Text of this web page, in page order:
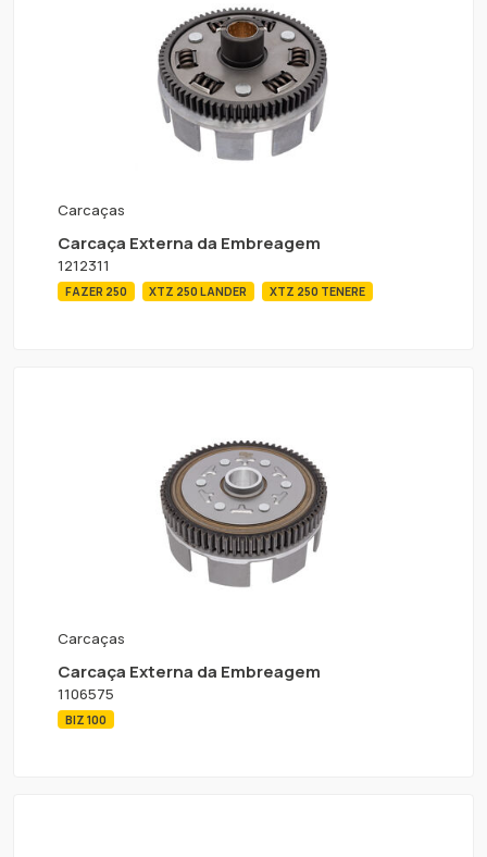
Carcaças
Carcaça Externa da Embreagem
1212311
FAZER 250 XTZ 250 LANDER XTZ 250 TENERE
Carcaças
Carcaça Externa da Embreagem
1106575
BIZ 100